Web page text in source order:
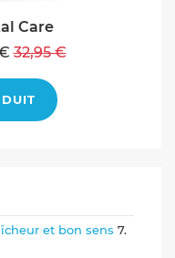
Care
€32,95 €
et bon sens 7.